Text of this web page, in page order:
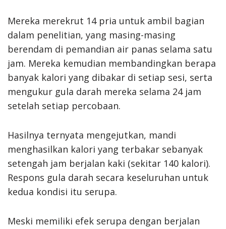
Mereka merekrut 14 pria untuk ambil bagian
dalam penelitian, yang masing-masing
berendam di pemandian air panas selama satu
jam. Mereka kemudian membandingkan berapa
banyak kalori yang dibakar di setiap sesi, serta
mengukur gula darah mereka selama 24 jam
setelah setiap percobaan.
Hasilnya ternyata mengejutkan, mandi
menghasilkan kalori yang terbakar sebanyak
setengah jam berjalan kaki (sekitar 140 kalori).
Respons gula darah secara keseluruhan untuk
kedua kondisi itu serupa.
Meski memiliki efek serupa dengan berjalan